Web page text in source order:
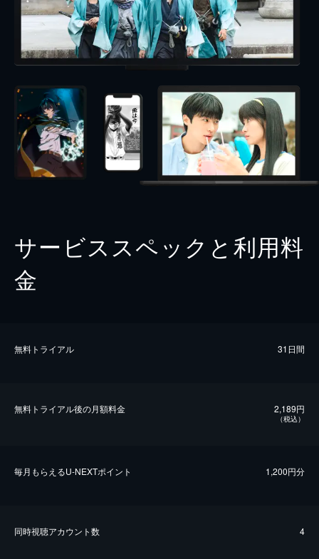
サービススペックと利用料
金
無料トライアル 31日間
無料トライアル後の⽉額料金 2,189円
（税込）
毎⽉もらえるU-NEXTポイント 1,200円分
同時視聴アカウント数 4